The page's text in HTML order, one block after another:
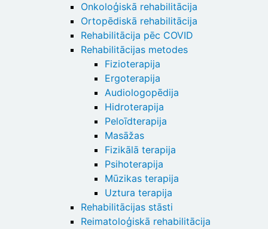
Onkoloģiskā rehabilitācija
Ortopēdiskā rehabilitācija
Rehabilitācija pēc COVID
Rehabilitācijas metodes
Fizioterapija
Ergoterapija
Audiologopēdija
Hidroterapija
Peloīdterapija
Masāžas
Fizikālā terapija
Psihoterapija
Mūzikas terapija
Uztura terapija
Rehabilitācijas stāsti
Reimatoloģiskā rehabilitācija